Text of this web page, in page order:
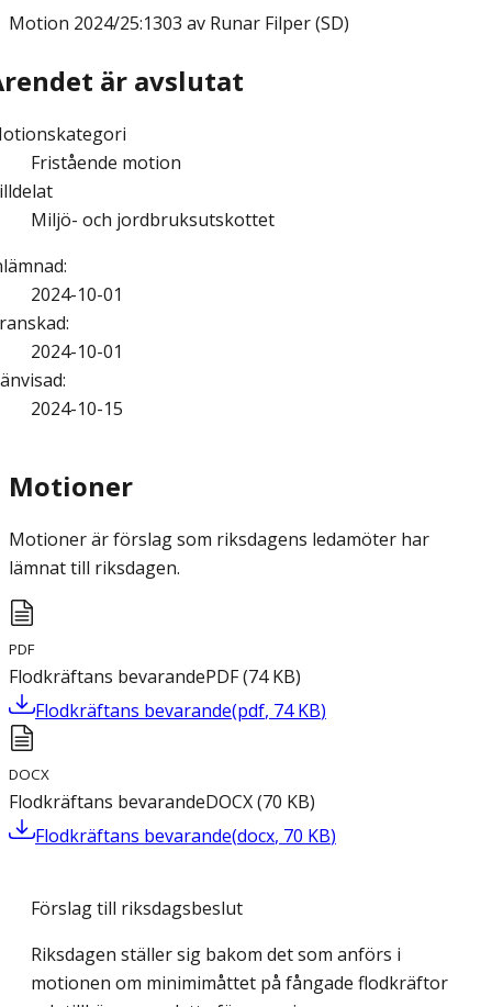
Motion 2024/25:1303 av Runar Filper (SD)
är avslutat
Fristående motion
Miljö- och jordbruksutskottet
:
2024-10-01
:
2024-10-01
:
2024-10-15
Motioner
Motioner är förslag som riksdagens ledamöter har
lämnat till riksdagen.
PDF
Flodkräftans bevarandePDF(74 KB)
Flodkräftans bevarande(pdf, 74 KB)
DOCX
Flodkräftans bevarandeDOCX(70 KB)
Flodkräftans bevarande(docx, 70 KB)
Förslag till riksdagsbeslut
Riksdagen ställer sig bakom det som anförs i
motionen om minimimåttet på fångade flodkräftor